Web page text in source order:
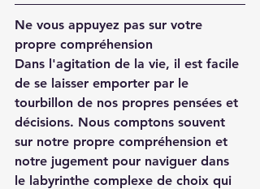
Ne vous appuyez pas sur votre
propre compréhension
Dans l'agitation de la vie, il est facile
de se laisser emporter par le
tourbillon de nos propres pensées et
décisions. Nous comptons souvent
sur notre propre compréhension et
notre jugement pour naviguer dans
le labyrinthe complexe de choix qui